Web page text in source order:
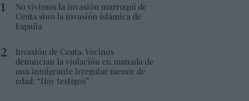
No vivimos la invasión marroquí de
Ceuta sino la invasión islámica de
España
Invasión de Ceuta. Vecinos
denuncian la violación en manada de
una inmigrante irregular menor de
edad: “Hay testigos”